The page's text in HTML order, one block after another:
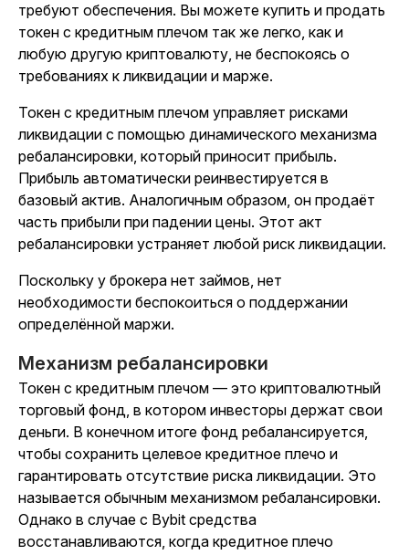
требуют обеспечения. Вы можете купить и продать
токен с кредитным плечом так же легко, как и
любую другую криптовалюту, не беспокоясь о
требованиях к ликвидации и марже.
Токен с кредитным плечом управляет рисками
ликвидации с помощью динамического механизма
ребалансировки, который приносит прибыль.
Прибыль автоматически реинвестируется в
базовый актив. Аналогичным образом, он продаёт
часть прибыли при падении цены. Этот акт
ребалансировки устраняет любой риск ликвидации.
Поскольку у брокера нет займов, нет
необходимости беспокоиться о поддержании
определённой маржи.
Механизм ребалансировки
Токен с кредитным плечом — это криптовалютный
торговый фонд, в котором инвесторы держат свои
деньги. В конечном итоге фонд ребалансируется,
чтобы сохранить целевое кредитное плечо и
гарантировать отсутствие риска ликвидации. Это
называется обычным механизмом ребалансировки.
Однако в случае с Bybit средства
восстанавливаются, когда кредитное плечо